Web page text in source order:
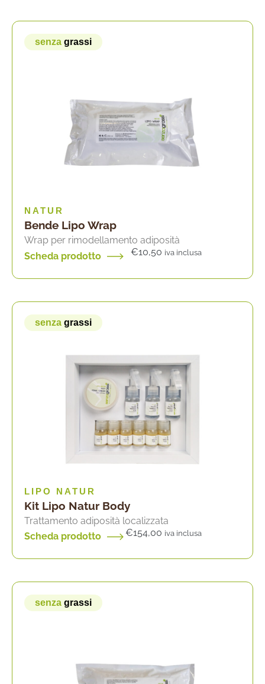
senza grassi
NATUR
Bende Lipo Wrap
Wrap per rimodellamento adiposità
Scheda prodotto
€10,50 iva inclusa
senza grassi
LIPO NATUR
Kit Lipo Natur Body
Trattamento adiposità localizzata
Scheda prodotto
€154,00 iva inclusa
senza grassi